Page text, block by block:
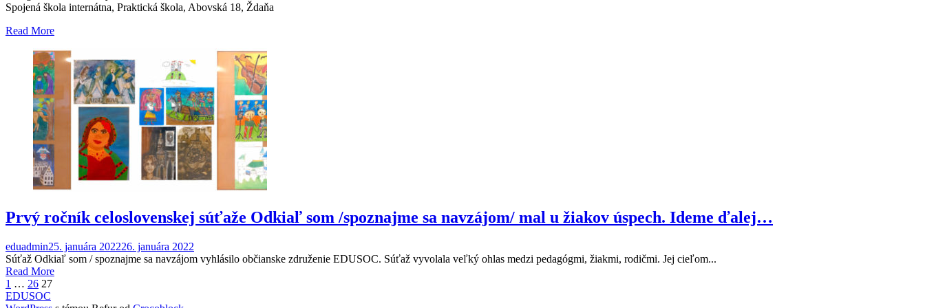
Spojená škola internátna, Praktická škola, Abovská 18, Ždaňa
Read More
Prvý ročník celoslovenskej súťaže Odkiaľ som /spoznajme sa navzájom/ mal u žiakov úspech. Ideme ďalej…
eduadmin25. januára 202226. januára 2022
Súťaž Odkiaľ som / spoznajme sa navzájom vyhlásilo občianske združenie EDUSOC. Súťaž vyvolala veľký ohlas medzi pedagógmi, žiakmi, rodičmi. Jej cieľom...
Read More
Stránkovanie
1 … 26 27
EDUSOC